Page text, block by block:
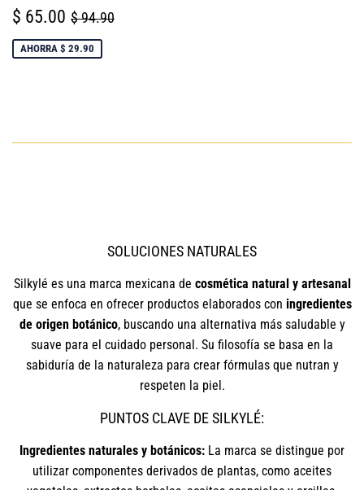
PRECIO
DE
VENTA
$ 65.00 $
65.00
PRECIO HABITUAL
$ 94.90
AHORRA $ 29.90
SOLUCIONES NATURALES
Silkylé es una marca mexicana de cosmética natural y artesanal
que se enfoca en ofrecer productos elaborados con ingredientes
de origen botánico, buscando una alternativa más saludable y
suave para el cuidado personal. Su filosofía se basa en la
sabiduría de la naturaleza para crear fórmulas que nutran y
respeten la piel.
PUNTOS CLAVE DE SILKYLÉ:
Ingredientes naturales y botánicos: La marca se distingue por
utilizar componentes derivados de plantas, como aceites